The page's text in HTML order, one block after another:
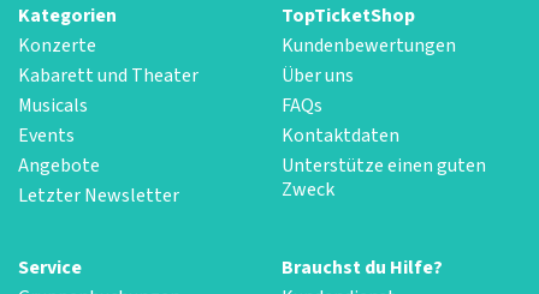
Kategorien
Konzerte
Kabarett und Theater
Musicals
Events
Angebote
Letzter Newsletter
TopTicketShop
Kundenbewertungen
Über uns
FAQs
Kontaktdaten
Unterstütze einen guten
Zweck
Service
Brauchst du Hilfe?